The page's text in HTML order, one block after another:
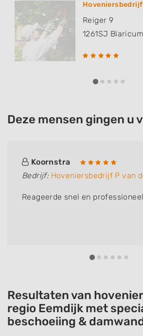
Hoveniersbedrijf
Reiger 9
1261SJ Blaricum
Deze mensen gingen u
Koornstra
Bedrijf: Hoveniersbedrijf P van
Reageerde snel en professioneel
Resultaten van
regio Eemdijk met
beschoeiing &